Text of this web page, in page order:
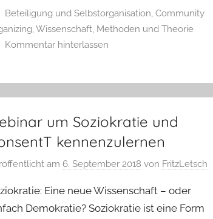
Beteiligung und Selbstorganisation, Community
,Wissenschaft, Methoden und Theorie
Kommentar hinterlassen
um Soziokratie und
kennenzulernen
am6. September 2018 von FritzLetsch
Eine neue Wissenschaft – oder
Demokratie? Soziokratie ist eine Form